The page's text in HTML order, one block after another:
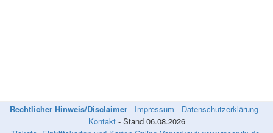
Rechtlicher Hinweis/Disclaimer - Impressum - Datenschutzerklärung -
Kontakt- Stand 06.08.2026